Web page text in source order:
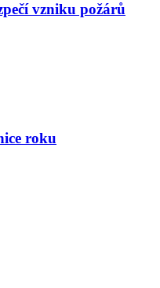
vzniku požárů
roku